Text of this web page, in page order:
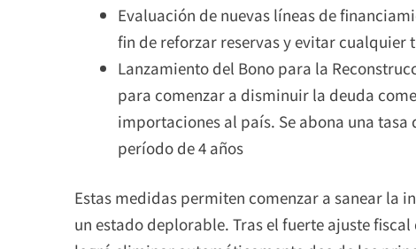
Evaluación de nuevas líneas de
fin de reforzar reservas y evitar cualquier
Lanzamiento del Bono para la
para comenzar a disminuir la deuda
importaciones al país. Se abona una
período de 4 años
Estas medidas permiten comenzar a sanear la
un estado deplorable. Tras el fuerte ajuste